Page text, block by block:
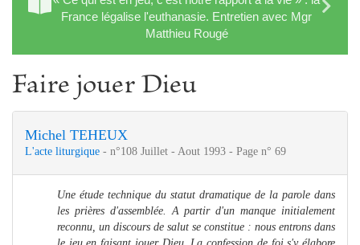
France légalise l'euthanasie. Entretien avec Mgr
Matthieu Rougé
Faire jouer Dieu
Michel TEHEUX
L'acte liturgique - n°108 Juillet - Aout 1993 - Page n° 69
Une étude technique du statut dramatique de la parole dans
les prières d'assemblée. A partir d'un manque initialement
reconnu, un discours de salut se constitue : nous entrons dans